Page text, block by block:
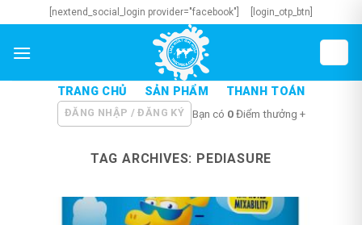
to
content
[nextend_social_login provider="facebook"] [login_otp_btn]
TRANG CHỦ SẢN PHẨM THANH TOÁN
ĐĂNG NHẬP / ĐĂNG KÝ Bạn có 0Điểm thưởng +
TAG ARCHIVES: PEDIASURE